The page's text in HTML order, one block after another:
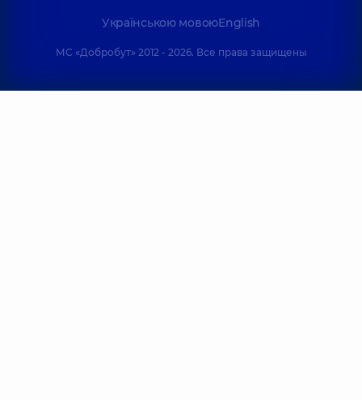
Українською мовоюEnglish
МС «Добробут» 2012 - 2026. Все права защищены